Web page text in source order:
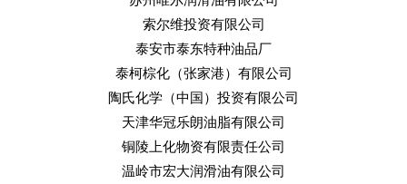
索尔维投资有限公司
泰安市泰东特种油品厂
泰柯棕化（张家港）有限公司
陶氏化学（中国）投资有限公司
天津华冠乐朗油脂有限公司
铜陵上化物资有限责任公司
温岭市宏大润滑油有限公司